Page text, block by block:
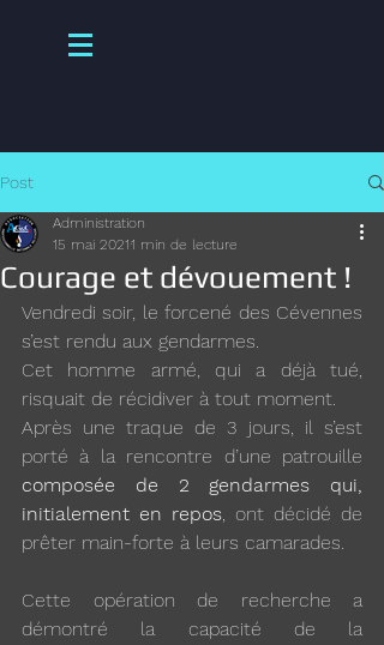
Post
Courage et dévouement !
Administration
15 mai 20211 min de lecture
Vendredi soir, le forcené des Cévennes
s’est rendu aux gendarmes.
Cet homme armé, qui a déjà tué,
risquait de récidiver à tout moment.
Après une traque de 3 jours, il s’est
composée de 2 gendarmes qui,
initialement en repos, ont décidé de
prêter main-forte à leurs camarades.
Cette opération de recherche a
démontré la capacité de la